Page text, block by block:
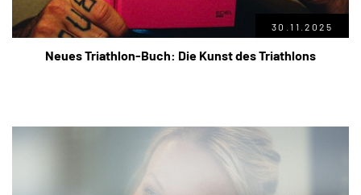
30.11.2025
Neues Triathlon-Buch: Die Kunst des Triathlons